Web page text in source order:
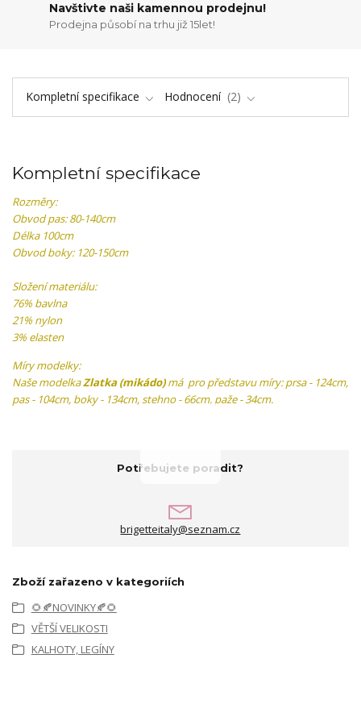
Navštivte naši kamennou prodejnu!
Prodejna působí na trhu již 15let!
Kompletní specifikace Hodnocení 2
Kompletní specifikace
Rozměry:
Obvod pas: 80-140cm
Délka 100cm
Obvod boky: 120-150cm
Složení materiálu:
76% bavlna
21% nylon
3% elasten
Míry modelky:
Naše modelkaZlatka (mikádo)má pro představu míry: prsa - 124cm,
pas - 104cm, boky - 134cm, stehno - 66cm, paže - 34cm.
Potřebujete poradit?
brigetteitaly@seznam.cz
Zboží zařazeno v kategoriích
🌻🍂NOVINKY🍂🌻
VĚTŠÍ VELIKOSTI
KALHOTY, LEGÍNY